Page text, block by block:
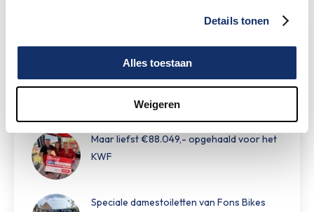
Details tonen
Alles toestaan
Weigeren
Limburgs Mooiste Nieuws
Maar liefst €88.049,- opgehaald voor het
KWF
Speciale damestoiletten van Fons Bikes